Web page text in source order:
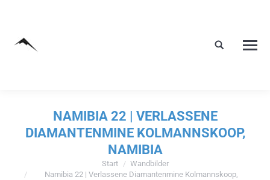
NAMIBIA 22 | VERLASSENE
DIAMANTENMINE KOLMANNSKOOP,
NAMIBIA
Start
Wandbilder
Namibia 22 | Verlassene Diamantenmine Kolmannskoop,